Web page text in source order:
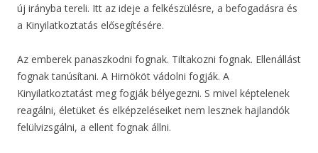
új irányba tereli. Itt az ideje a felkészülésre, a befogadásra és
a Kinyilatkoztatás elősegítésére.
Az emberek panaszkodni fognak. Tiltakozni fognak. Ellenállást
fognak tanúsítani. A Hirnököt vádolni fogják. A
Kinyilatkoztatást meg fogják bélyegezni. S mivel képtelenek
reagálni, életüket és elképzeléseiket nem lesznek hajlandók
felülvizsgálni, a ellent fognak állni.